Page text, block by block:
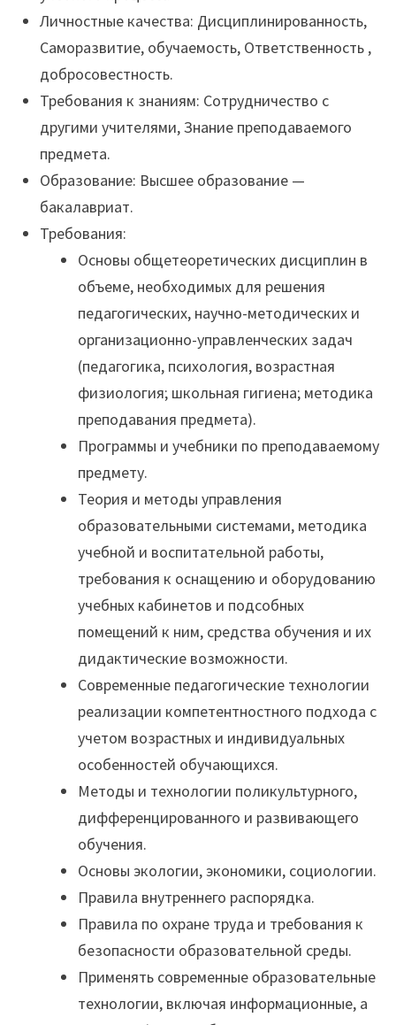
Личностные качества: Дисциплинированность,
Саморазвитие, обучаемость, Ответственность ,
добросовестность.
Требования к знаниям: Сотрудничество с
другими учителями, Знание преподаваемого
предмета.
Образование: Высшее образование —
бакалавриат.
Требования:
Основы общетеоретических дисциплин в
объеме, необходимых для решения
педагогических, научно-методических и
организационно-управленческих задач
(педагогика, психология, возрастная
физиология; школьная гигиена; методика
преподавания предмета).
Программы и учебники по преподаваемому
предмету.
Теория и методы управления
образовательными системами, методика
учебной и воспитательной работы,
требования к оснащению и оборудованию
учебных кабинетов и подсобных
помещений к ним, средства обучения и их
дидактические возможности.
Современные педагогические технологии
реализации компетентностного подхода с
учетом возрастных и индивидуальных
особенностей обучающихся.
Методы и технологии поликультурного,
дифференцированного и развивающего
обучения.
Основы экологии, экономики, социологии.
Правила внутреннего распорядка.
Правила по охране труда и требования к
безопасности образовательной среды.
Применять современные образовательные
технологии, включая информационные, а